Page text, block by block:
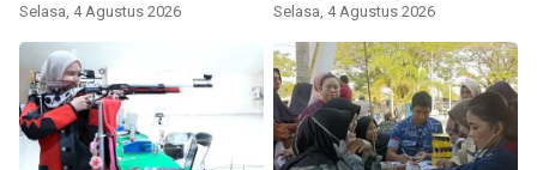
Selasa, 4 Agustus 2026 Selasa, 4 Agustus 2026